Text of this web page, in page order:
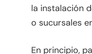
la instalación
o sucursales
En principio,